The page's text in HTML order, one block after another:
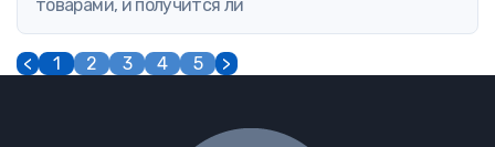
товарами, и получится ли
< 1 2 3 4 5 >